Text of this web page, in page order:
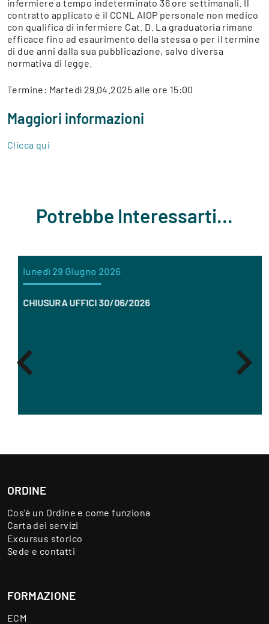
infermiere a tempo indeterminato 36 ore settimanali. Il
contratto applicato è il CCNL AIOP personale non medico
con qualifica di infermiere Cat. D. La graduatoria rimane
efficace fino ad esaurimento della stessa o per il termine
di due anni dalla sua pubblicazione, salvo diversa
normativa di legge.
Termine: Martedì 29.04.2025 alle ore 15:00
Maggiori informazioni
Clicca qui
Potrebbe Interessarti...
lunedì 29 Giugno 2026
CHIUSURA UFFICI 30/06/2026
ORDINE
Cos’è un Ordine e come funziona
Carta dei servizi
Excursus storico
Sede e contatti
FORMAZIONE
ECM